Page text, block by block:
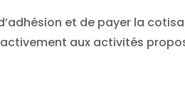
et de payer la
aux activités